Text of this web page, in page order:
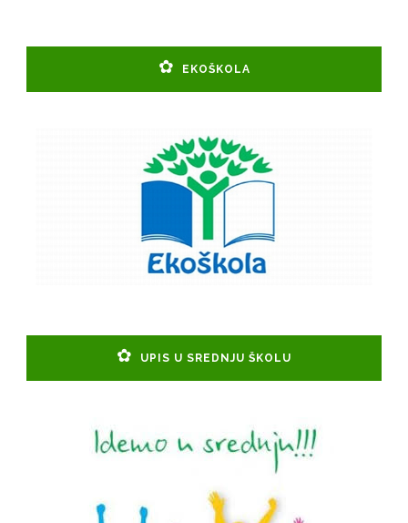
EKOŠKOLA
UPIS U SREDNJU ŠKOLU